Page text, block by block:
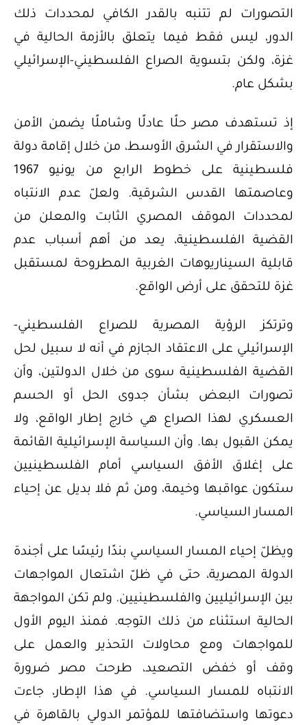
التصورات لم تتنبه بالقدر الكافي لمحددات ذلك
الدور، ليس فقط فيما يتعلق بالأزمة الحالية في
غزة، ولكن بتسوية الصراع الفلسطيني-الإسرائيلي
بشكل عام.
إذ تستهدف مصر حلًا عادلًا وشاملًا يضمن الأمن
والاستقرار في الشرق الأوسط، من خلال إقامة دولة
فلسطينية على خطوط الرابع من يونيو 1967
وعاصمتها القدس الشرقية. ولعلّ عدم الانتباه
لمحددات الموقف المصري الثابت والمعلن من
القضية الفلسطينية، يعد من أهم أسباب عدم
قابلية السيناريوهات الغربية المطروحة لمستقبل
غزة للتحقق على أرض الواقع.
وترتكز الرؤية المصرية للصراع الفلسطيني-
الإسرائيلي على الاعتقاد الجازم في أنه لا سبيل لحل
القضية الفلسطينية سوى من خلال الدولتين، وأن
تصورات البعض بشأن جدوى الحل أو الحسم
العسكري لهذا الصراع هي خارج إطار الواقع، ولا
يمكن القبول بها. وأن السياسة الإسرائيلية القائمة
على إغلاق الأفق السياسي أمام الفلسطينيين
ستكون عواقبها وخيمة، ومن ثم فلا بديل عن إحياء
المسار السياسي.
ويظلّ إحياء المسار السياسي بندًا رئيسًا على أجندة
الدولة المصرية، حتى في ظلّ اشتعال المواجهات
بين الإسرائيليين والفلسطينيين. ولم تكن المواجهة
الحالية استثناء من ذلك التوجه. فمنذ اليوم الأول
للمواجهات ومع محاولات التحذير والعمل على
وقف أو خفض التصعيد، طرحت مصر ضرورة
الانتباه للمسار السياسي. في هذا الإطار، جاءت
دعوتها واستضافتها للمؤتمر الدولي بالقاهرة في